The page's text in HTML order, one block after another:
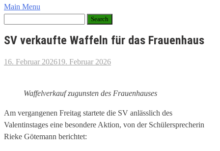
Main Menu
SV verkaufte Waffeln für das Frauenhaus
16. Februar 202619. Februar 2026
Waffelverkauf zugunsten des Frauenhauses
Am vergangenen Freitag startete die SV anlässlich des
Valentinstages eine besondere Aktion, von der Schülersprecherin
Rieke Götemann berichtet: